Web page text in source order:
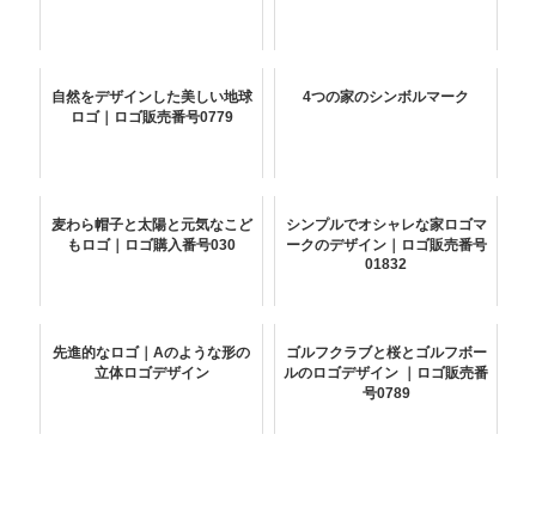
自然をデザインした美しい地球
ロゴ｜ロゴ販売番号0779
4つの家のシンボルマーク
麦わら帽子と太陽と元気なこど
もロゴ｜ロゴ購入番号030
シンプルでオシャレな家ロゴマ
ークのデザイン｜ロゴ販売番号
01832
先進的なロゴ｜Aのような形の
立体ロゴデザイン
ゴルフクラブと桜とゴルフボー
ルのロゴデザイン ｜ロゴ販売番
号0789